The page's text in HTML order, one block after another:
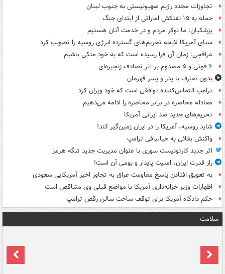
تجاوزات مجدد رژیم صهیونیستی به جنوب لبنان
حمله به ۱۵ نفتکش‌ اماراتی از ابتدای جنگ
پزشکیان: ما نوکر مردم و در خدمت آنان هستیم
سنای آمریکا لایحه تحریم‌های گسترده انرژی روسیه را تصویب کرد
عراقچی: زمان آن فرا رسیده است که به خود متکی باشیم
۶ فوتی و ۵ مصدوم بر اثر تصادف زنجیره‌ای
بدون تعارف با پدر و پسر قهرمان
ترامپ التماس‌کننده توافقی است که خود ویران کرد
معادله محاصره در برابر محاصره را ادامه می‌دهیم
تحریم‌های جدید ضد ایرانی آمریکا
شاید روسیه، آمریکا را در ایران زمین‌گیر کند!
واکنش بقائی به خیالبافی ترامپ
اثر جدید کارتونیست سوری با عنوان مدیریت جدید تنگه هرمز
راز قدرت ایران، امنیت پایدار و بومی آن است!
به تعویق افتادن پاسخ مقاومت عراق به تجاوز اخیر آمریکایی سعودی
اظهارات وزیر خزانه‌داری آمریکا با مواضع قبلی وی متناقض است
حکم دادگاه آمریکا برای توقف ساخت سالن رقص ترامپ
سلامت